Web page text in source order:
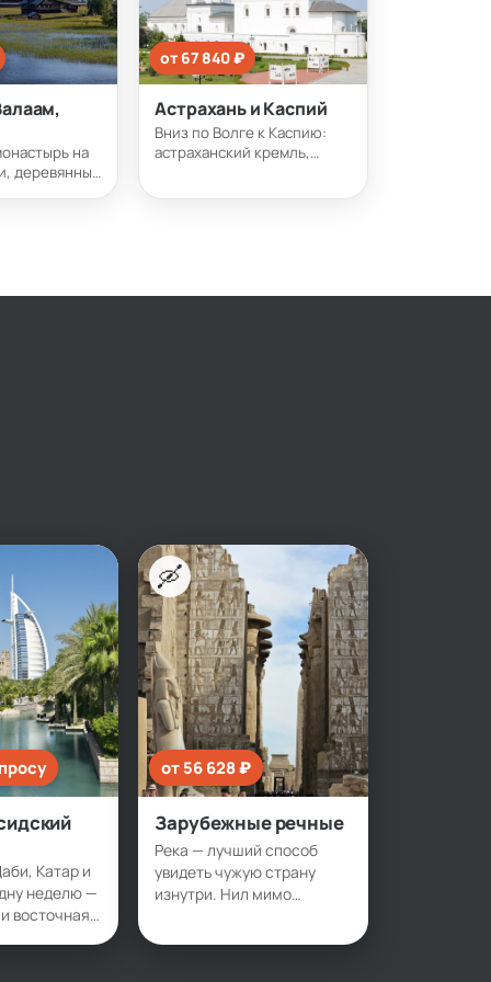
на
деревянные
от 67 840 ₽
Астрахань и Каспий
Вниз по Волге к Каспию:
астраханский кремль,
Катар и
неделю —
восточная
🛶
от 56 628 ₽
Зарубежные речные
Река — лучший способ
увидеть чужую страну
изнутри. Нил мимо
через столицы Европы,